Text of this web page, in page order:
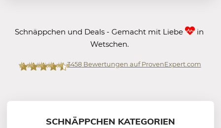
Schnäppchen und Deals - Gemacht mit Liebe
in
Wetschen.
3458Bewertungen auf ProvenExpert.com
SCHNÄPPCHEN KATEGORIEN